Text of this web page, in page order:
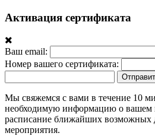
Активация сертификата
Ваш email:
Номер вашего сертификата:
Мы свяжемся с вами в течение 10
необходимую информацию о вашем
расписание ближайших возможных
мероприятия.